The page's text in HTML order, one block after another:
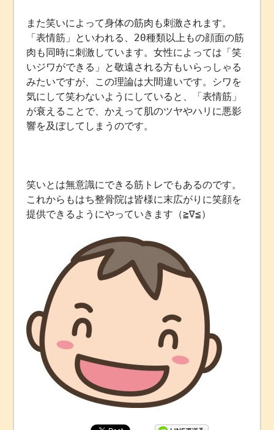
また笑いによって身体の筋肉も刺激されます。
「表情筋」といわれる、20種類以上もの顔面の筋
肉も同時に刺激しています。女性によっては「笑
いジワができる」と敬遠される方もいらっしゃる
みたいですが、この理論は大間違いです。シワを
気にして笑わないようにしていると、「表情筋」
が衰えることで、かえって肌のツヤやハリに悪影
響を及ぼしてしまうのです。
笑いとは無意識にできる筋トレでもあるのです。
これからもはち整骨院は皆様に末広がりに笑顔を
提供できるようにやっていきます（≧∇≦）